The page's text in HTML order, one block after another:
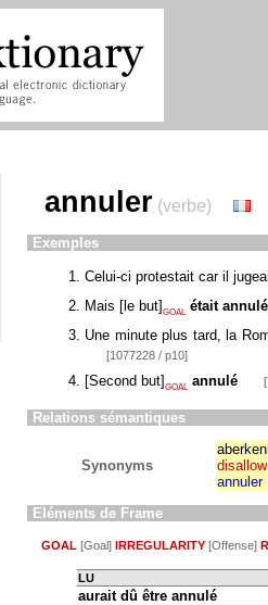
annuler (verbe)
Exemples
Celui-ci protestait car il
Mais [ le but] GOAL était annulé
Une minute plus tard, la
[1077228 / p10]
[Second but] GOAL annulé
Relations sémantiques
Synonyms
disallow
annuler
Eléments de Frame
GOAL [Goal] IRREGULARITY [Offense]
LU
aurait dû être annulé